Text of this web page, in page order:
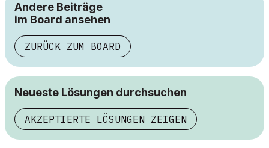
Andere Beiträge
im Board ansehen
ZURÜCK ZUM BOARD
Neueste Lösungen durchsuchen
AKZEPTIERTE LÖSUNGEN ZEIGEN